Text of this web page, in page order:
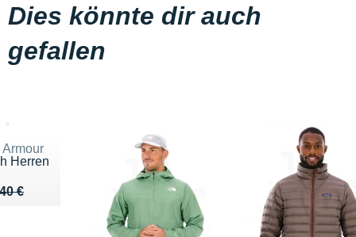
Dies könnte dir auch
gefallen
Herren
40 €
de 40 €
€